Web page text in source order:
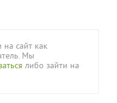
на сайт как
Мы
либо зайти на